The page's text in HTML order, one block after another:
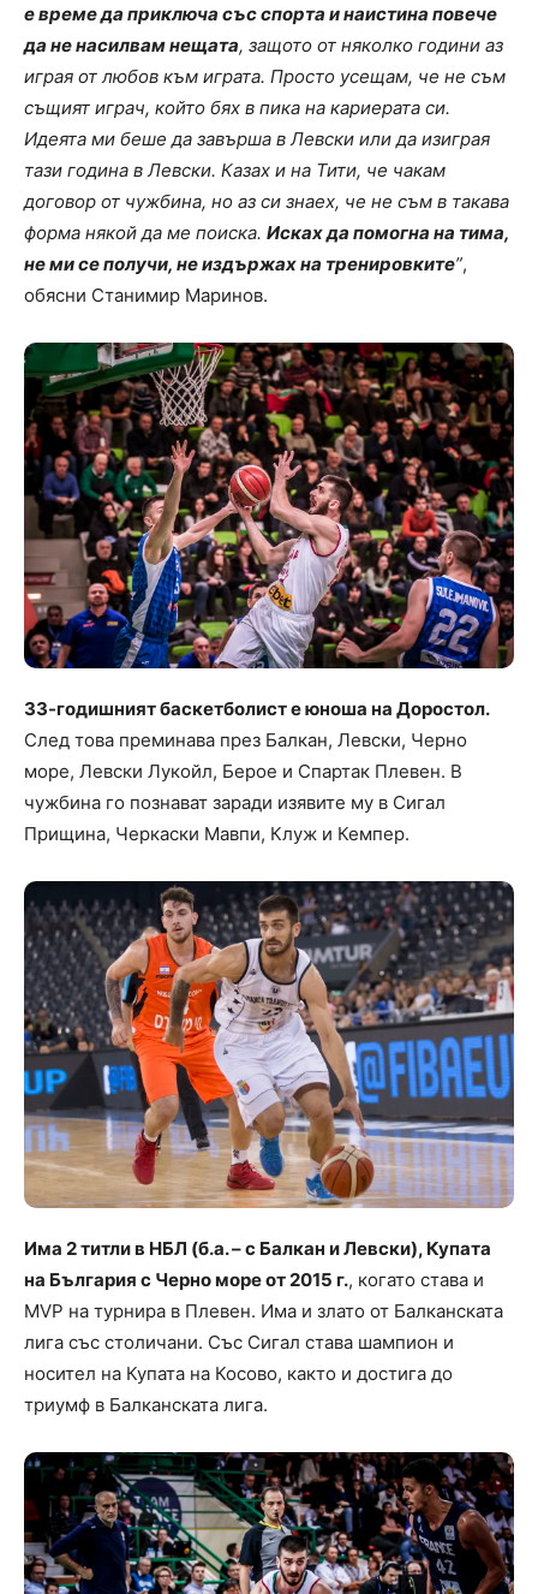
е време да приключа със спорта и наистина повече
да не насилвам нещата, защото от няколко години аз
играя от любов към играта. Просто усещам, че не съм
същият играч, който бях в пика на кариерата си.
Идеята ми беше да завърша в Левски или да изиграя
тази година в Левски. Казах и на Тити, че чакам
договор от чужбина, но аз си знаех, че не съм в такава
форма някой да ме поиска. Исках да помогна на тима,
не ми се получи, не издържах на тренировките”,
обясни Станимир Маринов.
33-годишният баскетболист е юноша на Доростол.
След това преминава през Балкан, Левски, Черно
море, Левски Лукойл, Берое и Спартак Плевен. В
чужбина го познават заради изявите му в Сигал
Прищина, Черкаски Мавпи, Клуж и Кемпер.
Има 2 титли в НБЛ (б.а. – с Балкан и Левски), Купата
на България с Черно море от 2015 г., когато става и
MVP на турнира в Плевен. Има и злато от Балканската
лига със столичани. Със Сигал става шампион и
носител на Купата на Косово, както и достига до
триумф в Балканската лига.